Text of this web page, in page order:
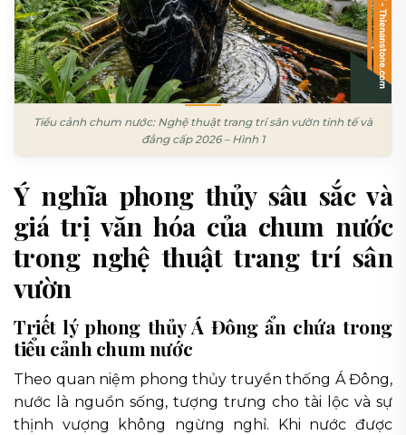
Tiểu cảnh chum nước: Nghệ thuật trang trí sân vườn tinh tế và
đẳng cấp 2026 – Hình 1
Ý nghĩa phong thủy sâu sắc và
giá trị văn hóa của chum nước
trong nghệ thuật trang trí sân
vườn
Triết lý phong thủy Á Đông ẩn chứa trong
tiểu cảnh chum nước
Theo quan niệm phong thủy truyền thống Á Đông,
nước là nguồn sống, tượng trưng cho tài lộc và sự
thịnh vượng không ngừng nghỉ. Khi nước được